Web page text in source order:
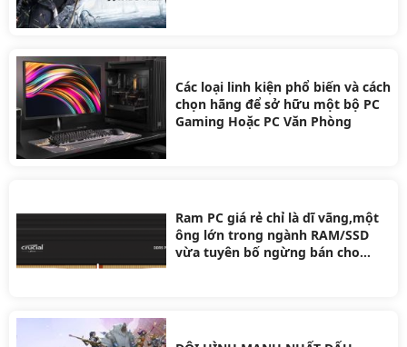
Các loại linh kiện phổ biến và cách
chọn hãng để sở hữu một bộ PC
Gaming Hoặc PC Văn Phòng
Ram PC giá rẻ chỉ là dĩ vãng,một
ông lớn trong ngành RAM/SSD
vừa tuyên bố ngừng bán cho